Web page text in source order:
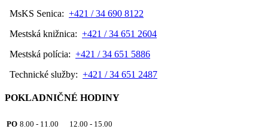
MsKS Senica: +421 / 34 690 8122
Mestská knižnica: +421 / 34 651 2604
Mestská polícia: +421 / 34 651 5886
Technické služby: +421 / 34 651 2487
POKLADNIČNÉ HODINY
PO 8.00 - 11.00 12.00 - 15.00